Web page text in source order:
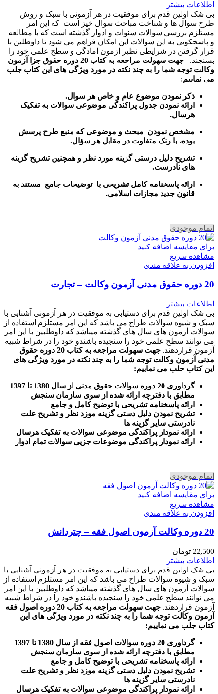
اطلاعات بیشتر
بی شک اولین قدم برای موفقیت در هر آزمونی با سبک و روش
طرح سوال ها و شناخت مباحث سوال خیز است که این امر
مستلزم بررسی سوالات سنوات و ادوار گذشته است که با مطالعه
و پاسخکویی به این سوالات این امکان فراهم می شود تا داوطلین با
قرار گرفتن در شرایطی نظیر ازمون امادگی و سطح علمی خود را
بسنجند.
جهت سهولت مراجعه به کتاب 20 دوره حقوق جزا آزمون
وکالت توجه شما را به چند نکته در مورد ویژگی های این کتاب جلب
می نماییم:
ذکر نمودن موضوع عام و خاص هر سوال.
ارائه نمودن جدول پراکندگی موضوعی سوالات به تفکیک
هرسال.
مشخص نمودن مبحث و موضوعی که منبع طرح پرسش
بوده، با رنک متفاوت در مقابل هر سؤال.
تشریح دلیل درستی گزینه مورد نظر و همچنین تشریح گزینه
های نادرست.
ارائه پاسخنامه کامل تشریحی با توضیحات جامع مستند به
قانون جدید مجازات اسلامی.
اتمام موجودی
برای مقایسه اضافه کنید
مشاهده سریع
افزودن به علاقه مندی
20 دوره حقوق مدنی آزمون وکالت – تجارت
اطلاعات بیشتر
بی شک اولین قدم برای دستیابی به موفقیت در هر آزمونی آشنایی با
سبک و شیوه سوالات طراح می باشد که این امر مستلزم استفاده از
سوالات آزمون های سال های گذشته میباشد که داوطلبین با این امر
می توانند سطح علمی خود را سنجیده باشندو خود را در شراط شبیه
آزمون قراردهند.
جهت سهولت مراجعه به کتاب 20 دوره حقوق
مدنی آزمون وکالت توجه شما را به چند نکته در مورد ویژگی های
این کتاب جلب می نماییم:
گرداوری 20 دوره سوالات حقوق مدنی از سال 1380 تا 1397
مطابق با دفترچه ارائه شده از سوی سازمان سنجش
ارائه پاسخنامه تشریحی با توضیح کامل و جامع
تشریح نمودن دلیل دستی گزینه موزد نظر و تشریح علت
نادرستی سایر گزینه ها
ارائه نمودار پراکندگی موضوعی سوالات به تفکیک هرسال
رائه نمودار پراکندگی موضوعات جزیی سوالات تمام ادوار
اتمام موجودی
برای مقایسه اضافه کنید
مشاهده سریع
افزودن به علاقه مندی
20 دوره وکالت آزمون اصول فقه – چتردانش
22,500 تومان
اطلاعات بیشتر
بی شک اولین قدم برای دستیابی به موفقیت در هر آزمونی آشنایی با
سبک و شیوه سوالات طراح می باشد که این امر مستلزم استفاده از
سوالات آزمون های سال های گذشته میباشد که داوطلبین با این امر
می توانند سطح علمی خود را سنجیده باشندو خود را در شراط شبیه
آزمون قراردهند.
جهت سهولت مراجعه به کتاب 20 دوره اصول فقه
آزمون وکالت توجه شما را به چند نکته در مورد ویژگی های این
کتاب جلب می نماییم:
گرداوری 20 دوره سوالات اصول فقه از سال 1380 تا 1397
مطابق با دفترچه ارائه شده از سوی سازمان سنجش
ارائه پاسخنامه تشریحی با توضیح کامل و جامع
تشریح نمودن دلیل دستی گزینه موزد نظر و تشریح علت
نادرستی سایر گزینه ها
ارائه نمودار پراکندگی موضوعی سوالات به تفکیک هرسال